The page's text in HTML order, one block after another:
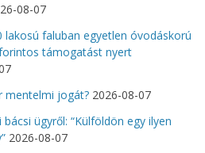
08-07
lakosú faluban egyetlen óvodáskorú
támogatást nyert
mentelmi jogát? 2026-08-07
ügyről: “Külföldön egy ilyen
2026-08-07